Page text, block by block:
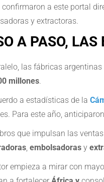
confirmaron a este portal
y extractoras.
A PASO, LAS
las fábricas argentinas
millones.
a estadísticas de la
Para este año,
que impulsan las
, embolsadoras y
empieza a mirar con